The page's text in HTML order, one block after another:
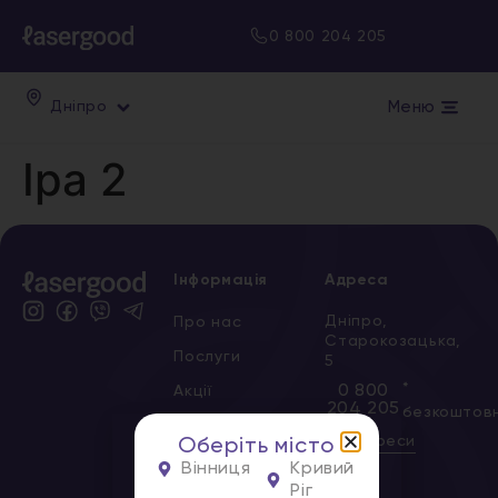
0 800 204 205
Дніпро Меню
Іра 2
Інформація
Про нас
Послуги
Акції
Новини
Адреса
Дніпро,
Старокозацька,
5
0 800
204 205
*
Всі адреси
Оберіть місто
Вінниця
Кривий
Ріг